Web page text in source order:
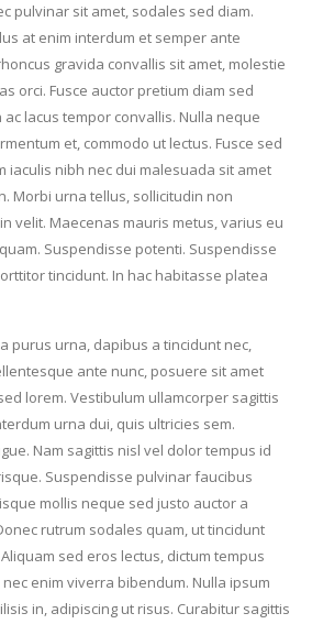
pulvinar sit amet, sodales sed diam.
at enim interdum et semper ante
gravida convallis sit amet, molestie
orci. Fusce auctor pretium diam sed
lacus tempor convallis. Nulla neque
et, commodo ut lectus. Fusce sed
iaculis nibh nec dui malesuada sit amet
Morbi urna tellus, sollicitudin non
velit. Maecenas mauris metus, varius eu
Suspendisse potenti. Suspendisse
tincidunt. In hac habitasse platea
purus urna, dapibus a tincidunt nec,
ante nunc, posuere sit amet
lorem. Vestibulum ullamcorper sagittis
urna dui, quis ultricies sem.
Nam sagittis nisl vel dolor tempus id
Suspendisse pulvinar faucibus
mollis neque sed justo auctor a
rutrum sodales quam, ut tincidunt
sed eros lectus, dictum tempus
enim viverra bibendum. Nulla ipsum
in, adipiscing ut risus. Curabitur sagittis